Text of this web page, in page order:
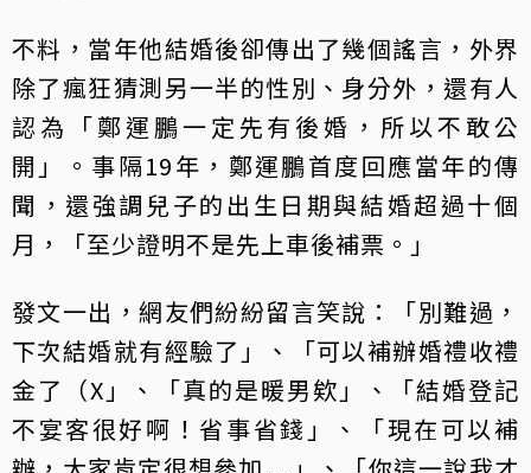
不料，當年他結婚後卻傳出了幾個謠言，外界
除了瘋狂猜測另一半的性別、身分外，還有人
認為「鄭運鵬一定先有後婚，所以不敢公
開」。事隔19年，鄭運鵬首度回應當年的傳
聞，還強調兒子的出生日期與結婚超過十個
月，「至少證明不是先上車後補票。」
發文一出，網友們紛紛留言笑說：「別難過，
下次結婚就有經驗了」、「可以補辦婚禮收禮
金了（X」、「真的是暖男欸」、「結婚登記
不宴客很好啊！省事省錢」、「現在可以補